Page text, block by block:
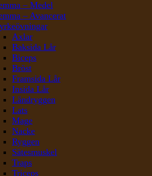
– Medel
– Avancerat
Axlar
Baksida Lår
Biceps
Bröst
Framsida Lår
Insida Lår
Ländryggen
Lats
Mage
Nacke
Ryggen
Sätesmuskel
Traps
Triceps